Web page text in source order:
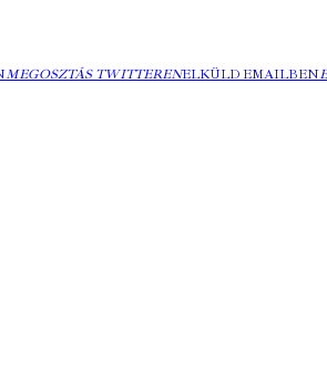
MEGOSZTÁS TWITTERENELKÜLD EMAILBEN